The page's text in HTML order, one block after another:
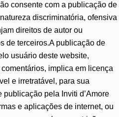
consente com a publicação de
discriminatória, ofensiva
direitos de autor ou
de terceiros.A publicação de
usuário deste website,
implica em licença
e irretratável, para sua
publicação pela Inviti d’Amore
e aplicações de internet, ou